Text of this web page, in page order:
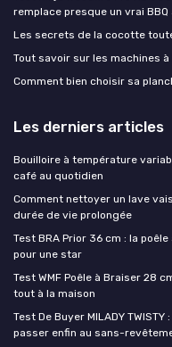
remplace presque un vrai BBQ
Les secrets de la cocotte
Tout savoir sur les machines
Comment bien choisir sa
Les derniers articles
Bouilloire à température
café au quotidien
Comment nettoyer un lave
durée de vie prolongée
Test BRA Prior 36 cm : la
pour une star
Test WMF Poêle à Braiser 28
tout à la maison
Test De Buyer MILADY
passer enfin au sans-